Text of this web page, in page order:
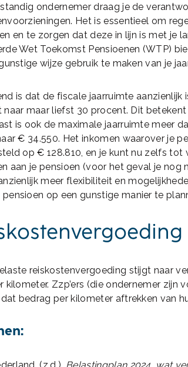
ondernemer draag je de
Het is essentieel om
en te zorgen dat deze in lijn is met je
Wet Toekomst Pensioenen (WTP)
wijze gebruik te maken van je
is dat de fiscale jaarruimte aanzienlijk
naar maar liefst 30 procent. Dit
is ook de maximale jaarruimte meer
€ 34.550. Het inkomen waarover je
op € 128.810, en je kunt nu zelfs tot
aan je pensioen (voor het geval je nog
meer flexibiliteit en
pensioen op een gunstige manier te
reiskostenvergoeding stijgt naar
kilometer. Zzp’ers (die ondernemer zijn
bedrag per kilometer aftrekken van
(z.d.). Belastingplan 2024, wat